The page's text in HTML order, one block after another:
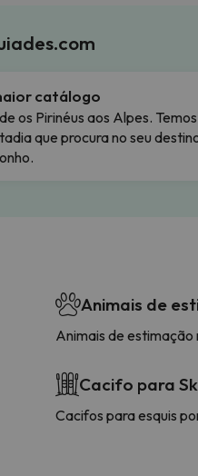
catálogo
os Pirinéus aos Alpes. Temos
que procura no seu
Animais de
Animais de
Cacifo para
Cacifos para esquis